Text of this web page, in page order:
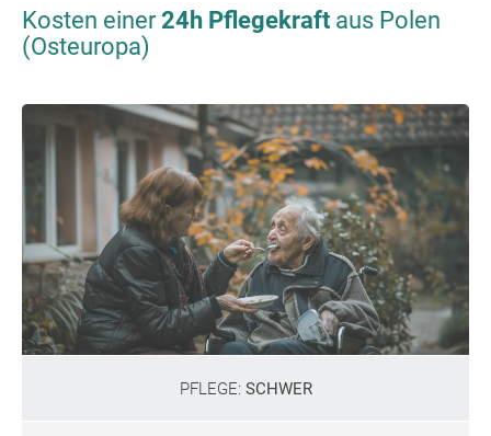
Kosten einer24h Pflegekraft aus Polen
(Osteuropa)
PFLEGE: SCHWER